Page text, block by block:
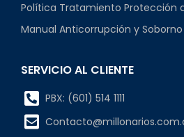
Política Tratamiento Protección
Manual Anticorrupción y
SERVICIO AL CLIENTE
PBX: (601) 514 1111